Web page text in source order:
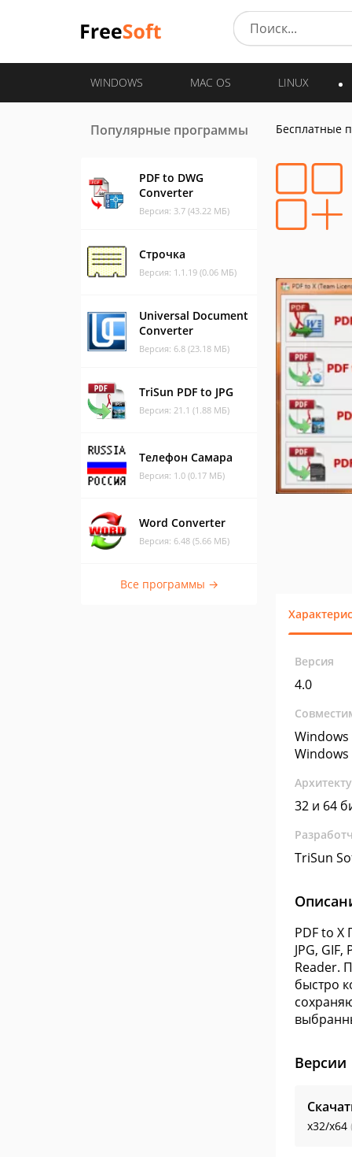
WINDOWS MAC OS LINUX
Популярные программы
PDF to DWG
Converter
Версия: 3.7 (43.22 МБ)
Строчка
Версия: 1.1.19 (0.06 МБ)
Universal Document
Converter
Версия: 6.8 (23.18 МБ)
TriSun PDF to JPG
Версия: 21.1 (1.88 МБ)
Телефон Самара
Версия: 1.0 (0.17 МБ)
Word Converter
Версия: 6.48 (5.66 МБ)
Все программы →
Бесплатные
Версия
4.0
Windows
Windows
32 и 64
TriSun
PDF to X
JPG,
Reader.
быстро
Версии
x32/x64